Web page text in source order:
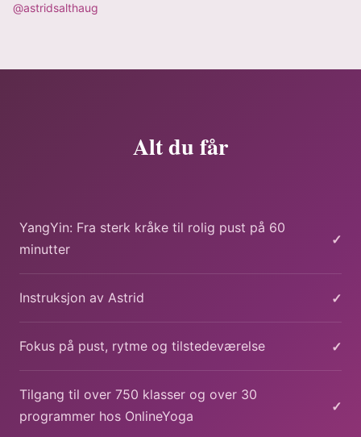
@astridsalthaug
Alt du får
YangYin: Fra sterk kråke til rolig pust på 60
minutter
✓
Instruksjon av Astrid ✓
Fokus på pust, rytme og tilstedeværelse ✓
Tilgang til over 750 klasser og over 30
programmer hos OnlineYoga
✓